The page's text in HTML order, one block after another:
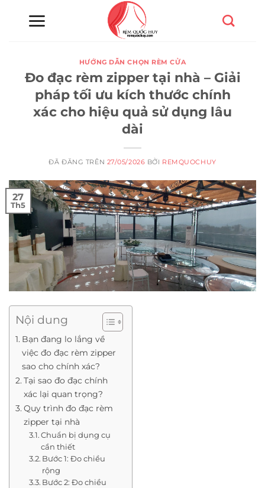
HƯỚNG DẪN CHỌN RÈM CỬA
Đo đạc rèm zipper tại nhà – Giải
pháp tối ưu kích thước chính
xác cho hiệu quả sử dụng lâu
dài
ĐÃ ĐĂNG TRÊN 27/05/2026 BỞI REMQUOCHUY
27
Th5
Nội dung
Bạn đang lo lắng về
việc đo đạc rèm zipper
sao cho chính xác?
Tại sao đo đạc chính
xác lại quan trọng?
Quy trình đo đạc rèm
zipper tại nhà
Chuẩn bị dụng cụ
cần thiết
Bước 1: Đo chiều
rộng
Bước 2: Đo chiều